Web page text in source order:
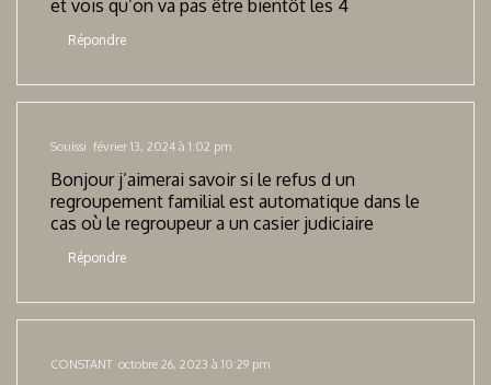
et vois qu’on va pas être bientôt les 4
Répondre
Souissi février 13, 2024 à 1:02 pm
Bonjour j’aimerai savoir si le refus d un
regroupement familial est automatique dans le
cas où le regroupeur a un casier judiciaire
Répondre
CONSTANT octobre 26, 2023 à 10:29 pm